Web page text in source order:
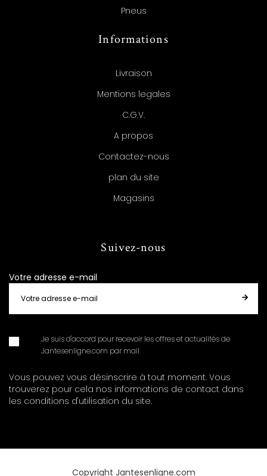
Pneus
Informations
Livraison
Mentions legales
C.G.V.
A propos
Contactez-nous
plan du site
Magasins
Suivez-nous
Votre adresse e-mail
Je suis d'accord pour recevoir les offres et actualités de
Jantesenligne.com par mail
Vous pouvez vous désinscrire à tout moment. Vous
trouverez pour cela nos informations de contact dans
les conditions d'utilisation du site.
Copyright Jantesenligne.com